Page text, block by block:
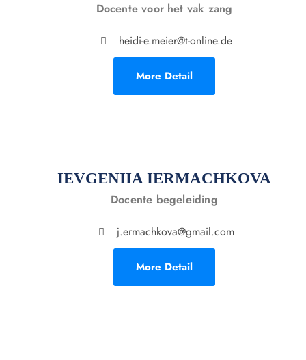
Docente voor het vak zang
heidi-e.meier@t-online.de
More Detail
IEVGENIIA IERMACHKOVA
Docente begeleiding
j.ermachkova@gmail.com
More Detail